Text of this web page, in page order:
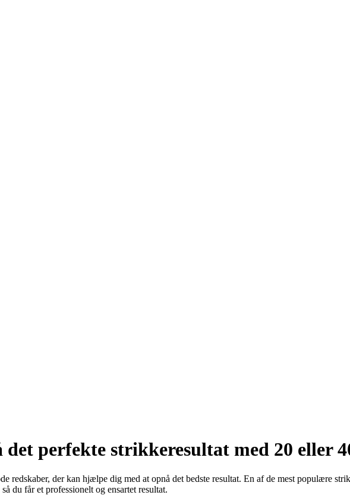
perfekte strikkeresultat med 20 eller
redskaber, der kan hjælpe dig med at opnå det bedste resultat. En af de mest populære
du får et professionelt og ensartet resultat.